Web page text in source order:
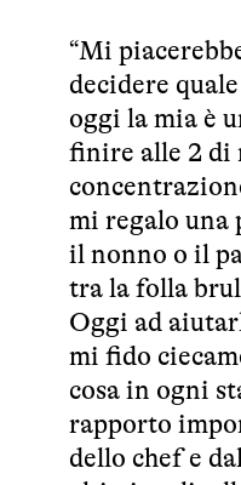
“Mi
decidere
oggi la mia è
finire alle 2 di
mi regalo una
il nonno o il
tra la folla
Oggi ad
mi fido
cosa in ogni
rapporto
dello chef e